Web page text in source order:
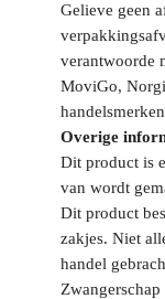
Gelieve geen
verantwoorde
MoviGo,
Overige
Dit product is
van wordt
Dit product
zakjes. Niet
handel